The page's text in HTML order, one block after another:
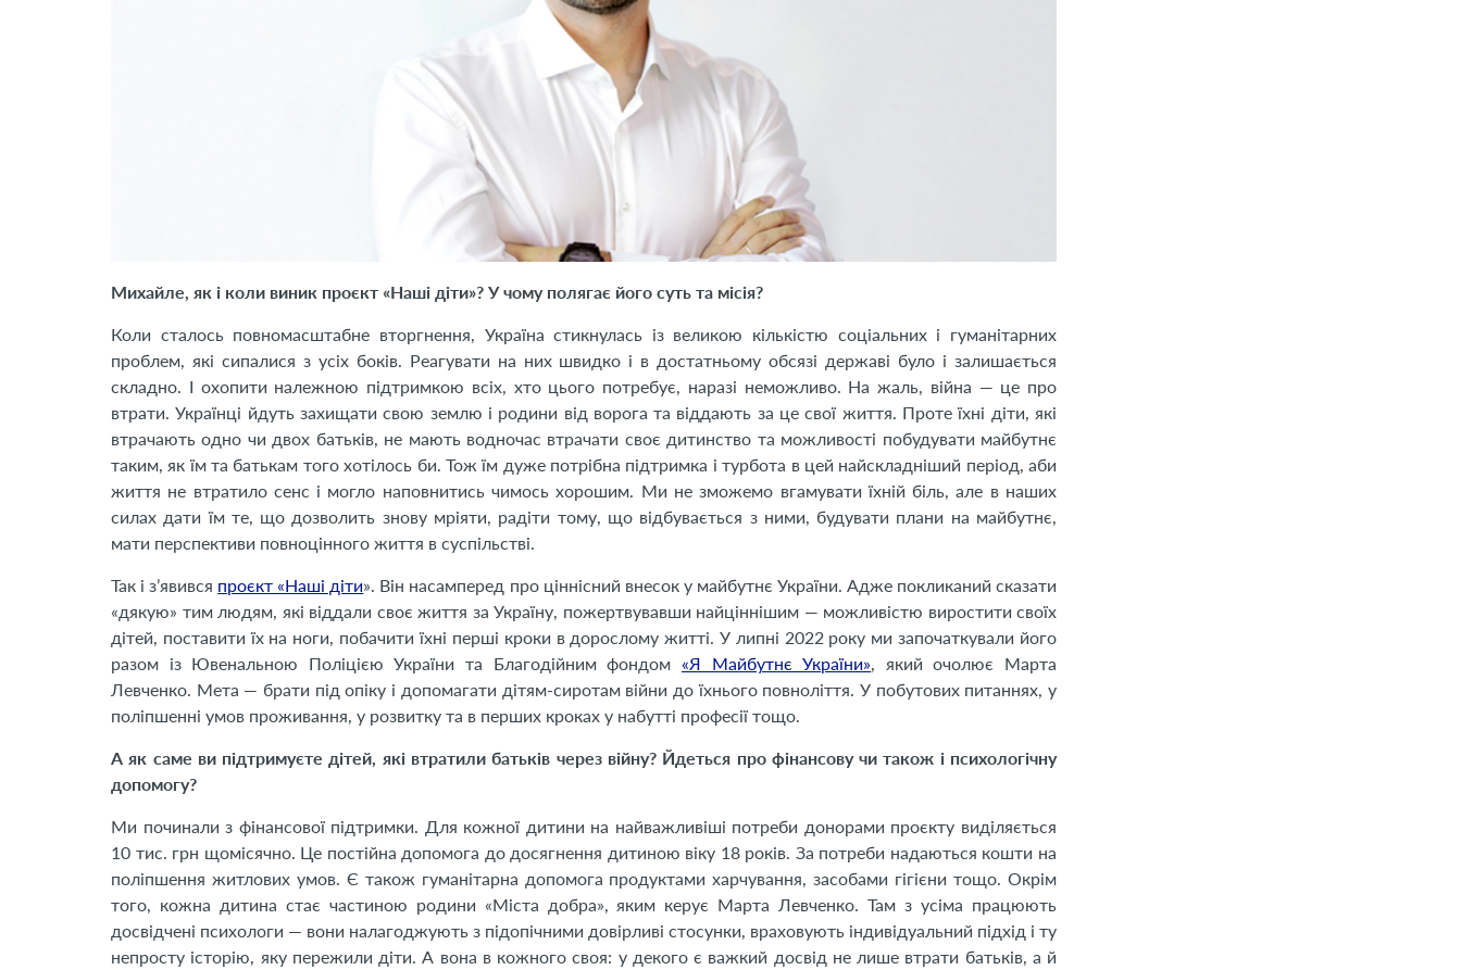
Михайле, як і коли виник проєкт «Наші діти»? У чому полягає його суть та місія?
Коли сталось повномасштабне вторгнення, Україна стикнулась із великою кількістю соціальних і гуманітарних
проблем, які сипалися з усіх боків. Реагувати на них швидко і в достатньому обсязі державі було і залишається
складно. І охопити належною підтримкою всіх, хто цього потребує, наразі неможливо. На жаль, війна — це про
втрати. Українці йдуть захищати свою землю і родини від ворога та віддають за це свої життя. Проте їхні діти, які
втрачають одно чи двох батьків, не мають водночас втрачати своє дитинство та можливості побудувати майбутнє
таким, як їм та батькам того хотілось би. Тож їм дуже потрібна підтримка і турбота в цей найскладніший період, аби
життя не втратило сенс і могло наповнитись чимось хорошим. Ми не зможемо вгамувати їхній біль, але в наших
силах дати їм те, що дозволить знову мріяти, радіти тому, що відбувається з ними, будувати плани на майбутнє,
мати перспективи повноцінного життя в суспільстві.
Так і з’явився проєкт «Наші діти». Він насамперед про ціннісний внесок у майбутнє України. Адже покликаний сказати
«дякую» тим людям, які віддали своє життя за Україну, пожертвувавши найціннішим — можливістю виростити своїх
дітей, поставити їх на ноги, побачити їхні перші кроки в дорослому житті. У липні 2022 року ми започаткували його
разом із Ювенальною Поліцією України та Благодійним фондом «Я Майбутнє України» , який очолює Марта
Левченко. Мета — брати під опіку і допомагати дітям-сиротам війни до їхнього повноліття. У побутових питаннях, у
поліпшенні умов проживання, у розвитку та в перших кроках у набутті професії тощо.
А як саме ви підтримуєте дітей, які втратили батьків через війну? Йдеться про фінансову чи також і психологічну
допомогу?
Ми починали з фінансової підтримки. Для кожної дитини на найважливіші потреби донорами проєкту виділяється
10 тис. грн щомісячно. Це постійна допомога до досягнення дитиною віку 18 років. За потреби надаються кошти на
поліпшення житлових умов. Є також гуманітарна допомога продуктами харчування, засобами гігієни тощо. Окрім
того, кожна дитина стає частиною родини «Міста добра», яким керує Марта Левченко. Там з усіма працюють
досвідчені психологи — вони налагоджують з підопічними довірливі стосунки, враховують індивідуальний підхід і ту
непросту історію, яку пережили діти. А вона в кожного своя: у декого є важкий досвід не лише втрати батьків, а й